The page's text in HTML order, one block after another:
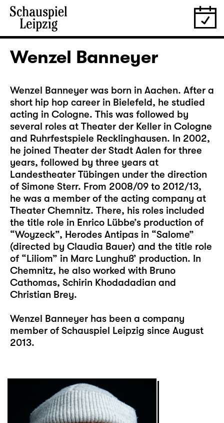
Wenzel Banneyer
Wenzel Banneyer was born in Aachen. After a
short hip hop career in Bielefeld, he studied
acting in Cologne. This was followed by
several roles at Theater der Keller in Cologne
and Ruhrfestspiele Recklinghausen. In 2002,
he joined Theater der Stadt Aalen for three
years, followed by three years at
Landestheater Tübingen under the direction
of Simone Sterr. From 2008/09 to 2012/13,
he was a member of the acting company at
Theater Chemnitz. There, his roles included
the title role in Enrico Lübbe’s production of
“Woyzeck”, Herodes Antipas in “Salome”
(directed by Claudia Bauer) and the title role
of “Liliom” in Marc Lunghuß’ production. In
Chemnitz, he also worked with Bruno
Cathomas, Schirin Khodadadian and
Christian Brey.
Wenzel Banneyer has been a company
member of Schauspiel Leipzig since August
2013.